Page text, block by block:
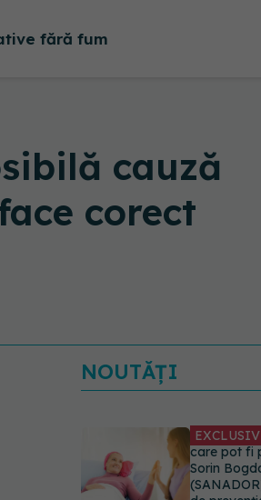
fără fum
cauză
corect
NOUTĂȚI
EXCLUSIV
care pot fi
Sorin